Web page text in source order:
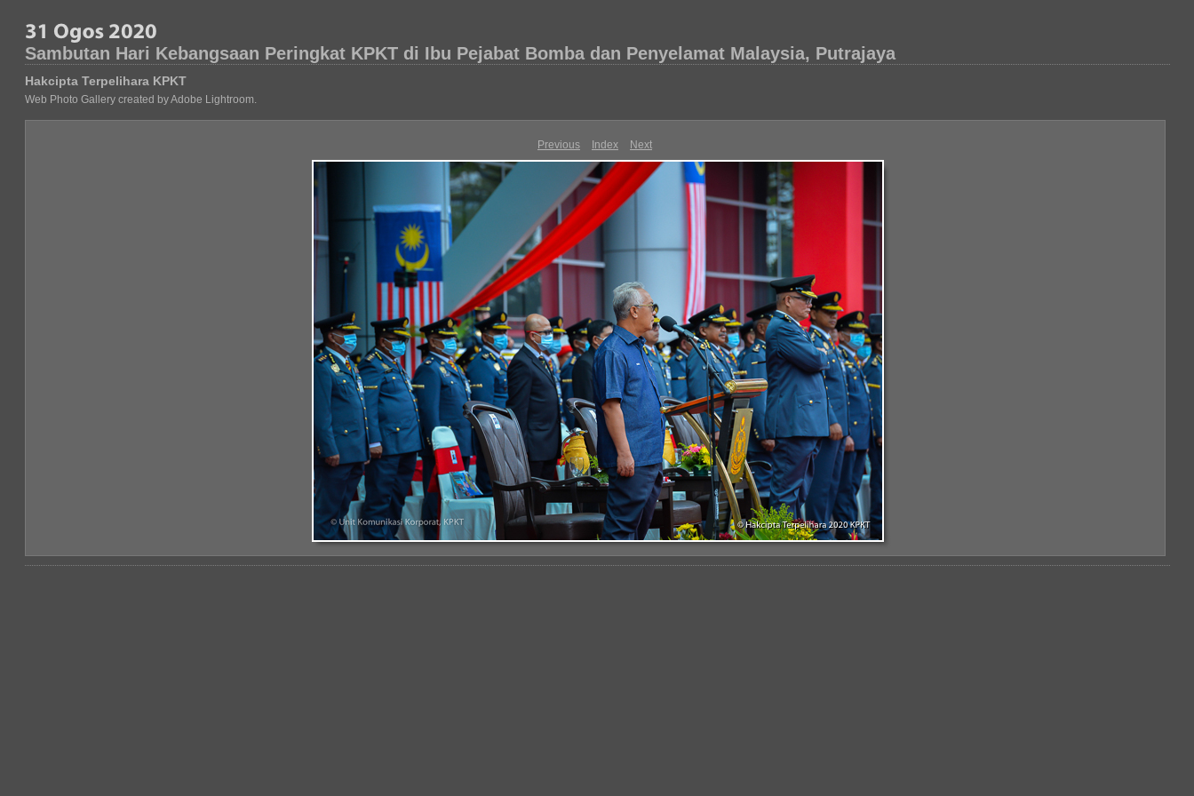
Sambutan Hari Kebangsaan Peringkat KPKT di Ibu Pejabat Bomba dan Penyelamat Malaysia, Putrajaya
Hakcipta Terpelihara KPKT
Web Photo Gallery created by Adobe Lightroom.
Previous Index Next